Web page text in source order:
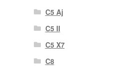
C5 Aj
C5 II
C5 X7
C8